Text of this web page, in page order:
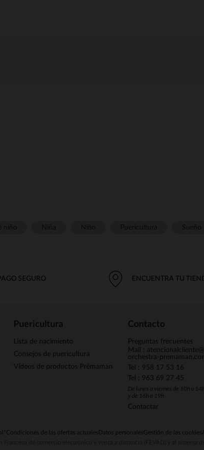
SEGURO ENCUENTRA TU
Puericultura
Lista de nacimiento
Consejos de puericultura
Vídeos de productos Prémaman
Contacto
Preguntas frecuentes
Mail : atencionalcliente@
orchestra-
Tel : 958 17 53 16
Tel : 963 69 27 45
De lunes a viernes de 10h a 14h
y de 16h a 19h
Contactar
*Condiciones de las ofertas actuales Datos personalesGestión de las cookies